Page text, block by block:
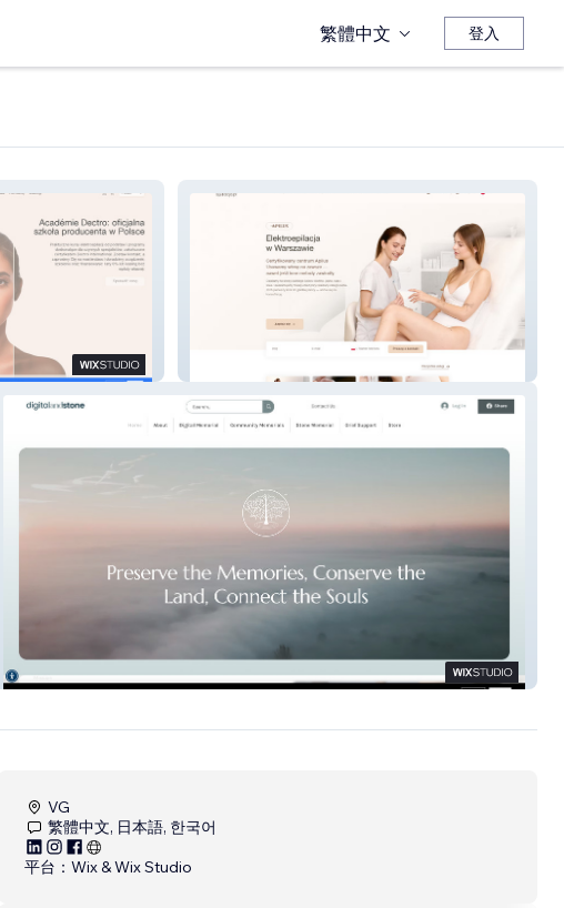
繁體中文 登入
digitalandstone
VG
繁體中文, 日本語, 한국어
平台： Wix & Wix Studio